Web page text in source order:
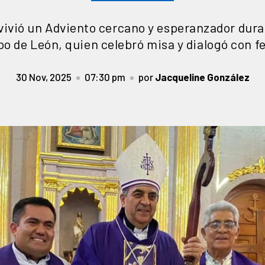
un Adviento cercano y esperanzador
de León, quien celebró misa y dialogó con
30 Nov, 2025 07:30 pm por Jacqueline González